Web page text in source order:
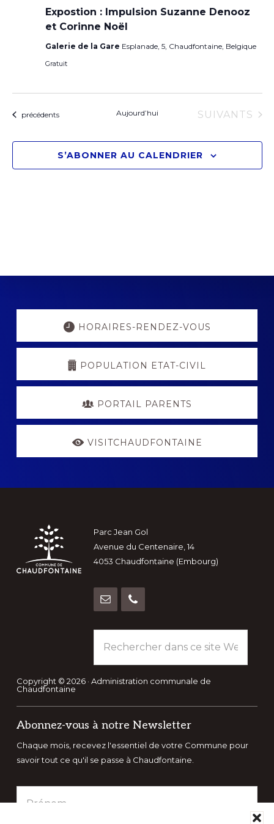
Expostion : Impulsion Suzanne Denooz
et Corinne Noël
Galerie de la Gare Esplanade, 5, Chaudfontaine, Belgique
Gratuit
Évènements
précédents Aujourd’hui ÉVÈNEMENTS
SUIVANTS
S’ABONNER AU CALENDRIER
Explore
HORAIRES-RENDEZ-VOUS
POPULATION ETAT-CIVIL
PORTAIL PARENTS
VISITCHAUDFONTAINE
Footer
Parc Jean Gol
Avenue du Centenaire, 14
4053 Chaudfontaine (Embourg)
dans
ce
site
Copyright © 2026 · Administration communale de
Chaudfontaine
Abonnez-vous à notre Newsletter
Chaque mois, recevez l'essentiel de votre Commune pour
savoir tout ce qu'il se passe à Chaudfontaine.